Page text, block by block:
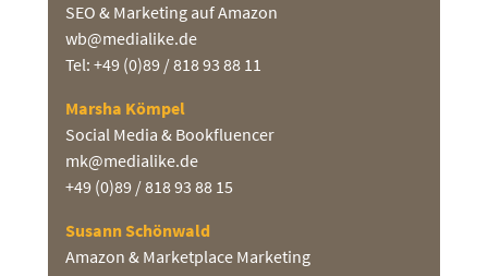
SEO & Marketing auf Amazon
wb@medialike.de
Tel: +49 (0)89 / 818 93 88 11
Marsha Kömpel
Social Media & Bookfluencer
mk@medialike.de
+49 (0)89 / 818 93 88 15
Susann Schönwald
Amazon & Marketplace Marketing